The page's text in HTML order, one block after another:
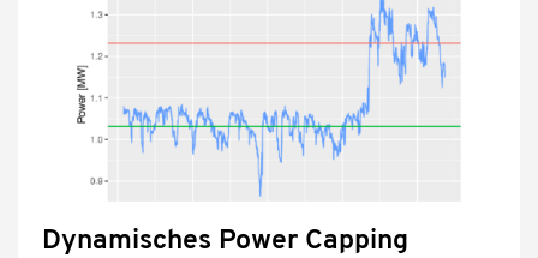
Dynamisches Power Capping